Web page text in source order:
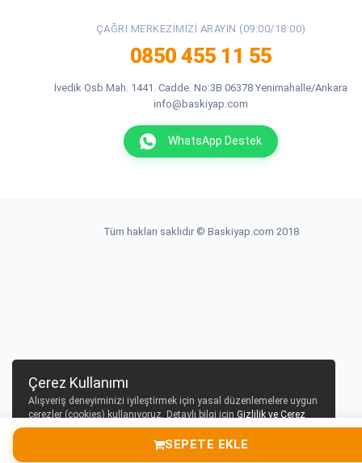
SEPETE EKLE
ÇAĞRI MERKEZIMIZI ARAYIN (09:00/18:00)
0850 455 11 55
İvedik Osb Mah. 1441. Cadde. No:3B 06378 Yenimahalle/Ankara
info@baskiyap.com
WhatsApp Destek
Tüm hakları saklıdır © Baskiyap.com 2018
Çerez Kullanımı
Alışveriş deneyiminizi iyileştirmek için yasal düzenlemelere uygun
çerezler (cookies) kullanıyoruz. Detaylı bilgi için Gizlilik ve Çerez
Politikasısayfamızı inceleyebilirsiniz.